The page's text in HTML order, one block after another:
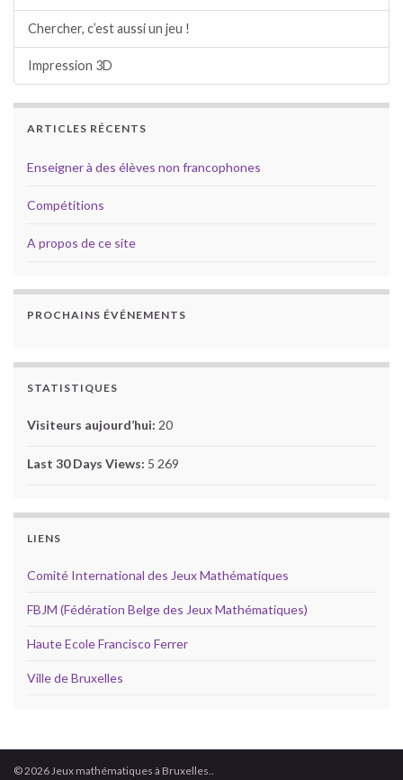
Chercher, c’est aussi un jeu !
Impression 3D
ARTICLES RÉCENTS
Enseigner à des élèves non francophones
Compétitions
A propos de ce site
PROCHAINS ÉVÉNEMENTS
STATISTIQUES
Visiteurs aujourd’hui: 20
Last 30 Days Views: 5 269
LIENS
Comité International des Jeux Mathématiques
FBJM (Fédération Belge des Jeux Mathématiques)
Haute Ecole Francisco Ferrer
Ville de Bruxelles
© 2026 Jeux mathématiques à Bruxelles..